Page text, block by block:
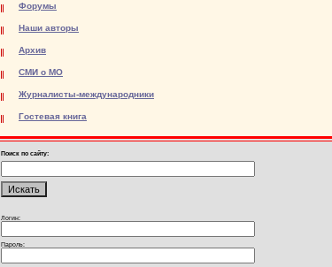
Форумы
Наши авторы
Архив
СМИ о МО
Журналисты-международники
Гостевая книга
Поиск по сайту:
Логин:
Пароль: